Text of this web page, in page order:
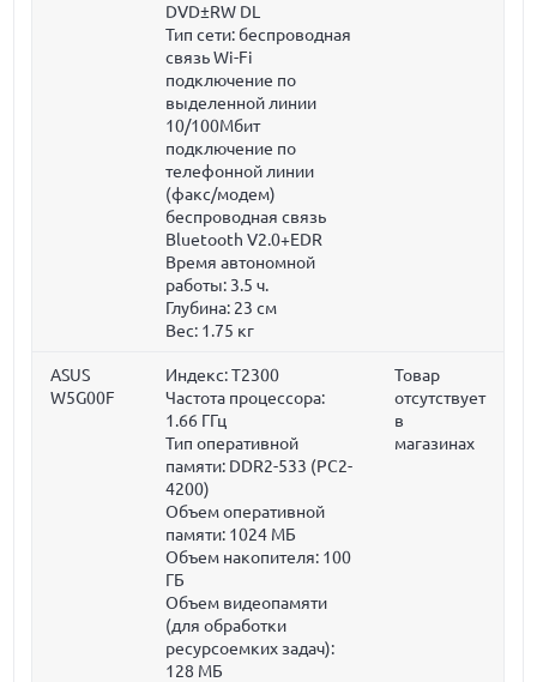
DVD±RW DL
Тип сети: беспроводная
связь Wi-Fi
подключение по
выделенной линии
10/100Мбит
подключение по
телефонной линии
(факс/модем)
беспроводная связь
Bluetooth V2.0+EDR
Время автономной
работы: 3.5 ч.
Глубина: 23 см
Вес: 1.75 кг
ASUS
W5G00F
Индекс: T2300
Частота процессора:
1.66 ГГц
Тип оперативной
памяти: DDR2-533 (PC2-
4200)
Объем оперативной
памяти: 1024 МБ
Объем накопителя: 100
ГБ
Объем видеопамяти
(для обработки
ресурсоемких задач):
128 МБ
Товар
отсутствует
в
магазинах